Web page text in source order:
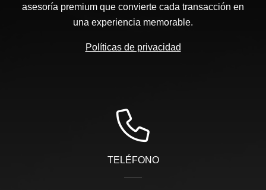
asesoría premium que convierte cada transacción en
una experiencia memorable.
Políticas de privacidad
TELÉFONO